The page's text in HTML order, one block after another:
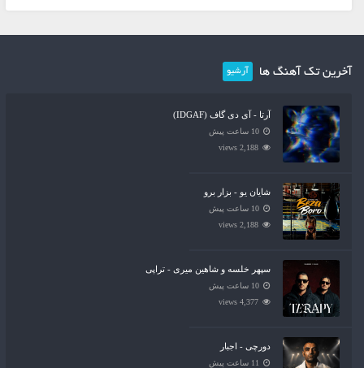
آخرین تک آهنگ ها آرشیو
آرتا - آی دی گاف (IDGAF)
10 ساعت پیش
2,188 views
شایان یو - بزار برو
10 ساعت پیش
2,188 views
سپهر خلسه و شاهین میری - تراپی
10 ساعت پیش
4,377 views
دورچی - اجبار
11 ساعت پیش